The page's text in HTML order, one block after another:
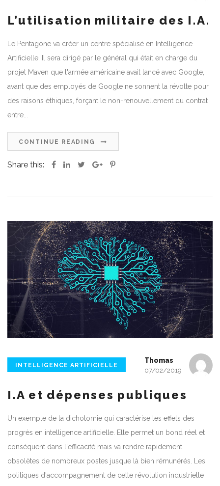
L’utilisation militaire des I.A.
Le Pentagone va créer un centre spécialisé en Intelligence
Artificielle. Il sera dirigé par le général qui était en charge du
projet Maven que l'armée américaine avait lancé avec Google,
avant que des employés de Google ne sonnent la révolte pour
des raisons éthiques, forçant le non-renouvellement du contrat
entre...
CONTINUE READING
Share this:
INTELLIGENCE ARTIFICIELLE
Thomas
07/02/2019
I.A et dépenses publiques
Un exemple de la dichotomie qui caractérise les effets des
progrès en intelligence artificielle. Elle permet un bond réel et
conséquent dans l'efficacité mais va rendre rapidement
obsolètes de nombreux postes jusque là bien rémunérés. Les
politiques d'accompagnement de cette révolution industrielle